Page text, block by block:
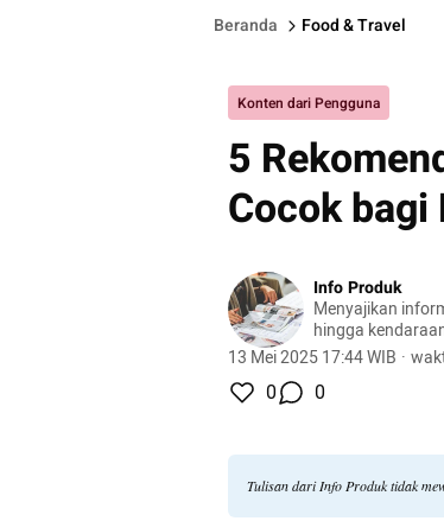
Beranda Food & Travel
Konten dari Pengguna
5
Cocok bagi
Info Produk
Menyajikan
hingga
terlengkap.
13 Mei 2025 17:44 WIB ·
0 0
Tulisan dari Info Produk tidak